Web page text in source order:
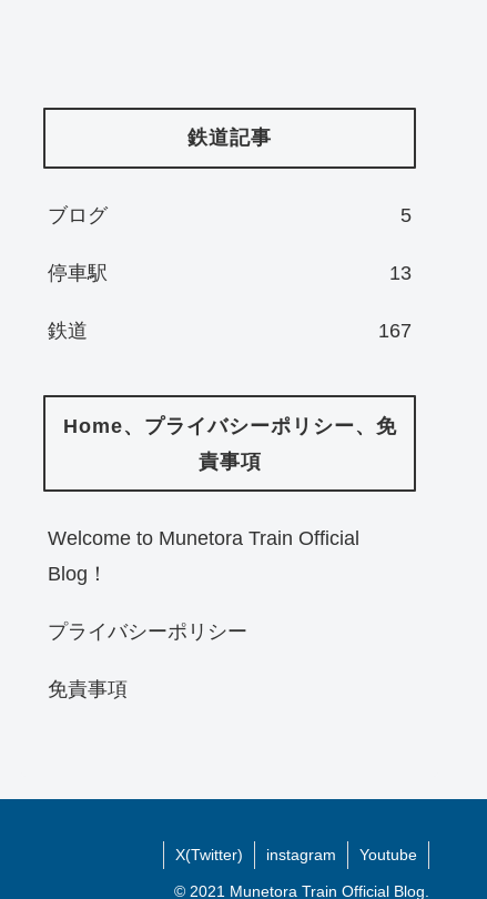
鉄道記事
ブログ 5
停車駅 13
鉄道 167
Home、プライバシーポリシー、免
責事項
Welcome to Munetora Train Official
Blog！
プライバシーポリシー
免責事項
X(Twitter) instagram Youtube
© 2021 Munetora Train Official Blog.